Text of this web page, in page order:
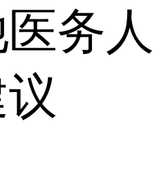
务人